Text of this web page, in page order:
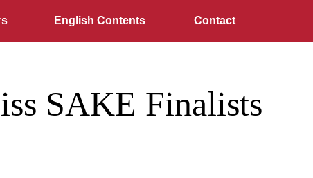
English Contents Contact
SAKE Finalists